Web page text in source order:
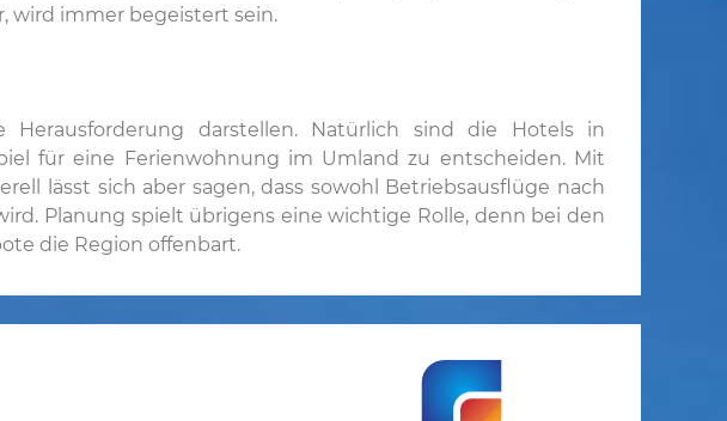
wird immer begeistert sein.
darstellen. Natürlich sind die Hotels in
für eine Ferienwohnung im Umland zu entscheiden. Mit
lässt sich aber sagen, dass sowohl Betriebsausflüge nach
Planung spielt übrigens eine wichtige Rolle, denn bei den
die Region offenbart.